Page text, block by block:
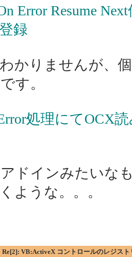
Error Resume
録
かりませんが、
す。
処理にてOCX
ドインみたいな
ような。。。
Re[2]: VB:ActiveX コントロールのレジスト